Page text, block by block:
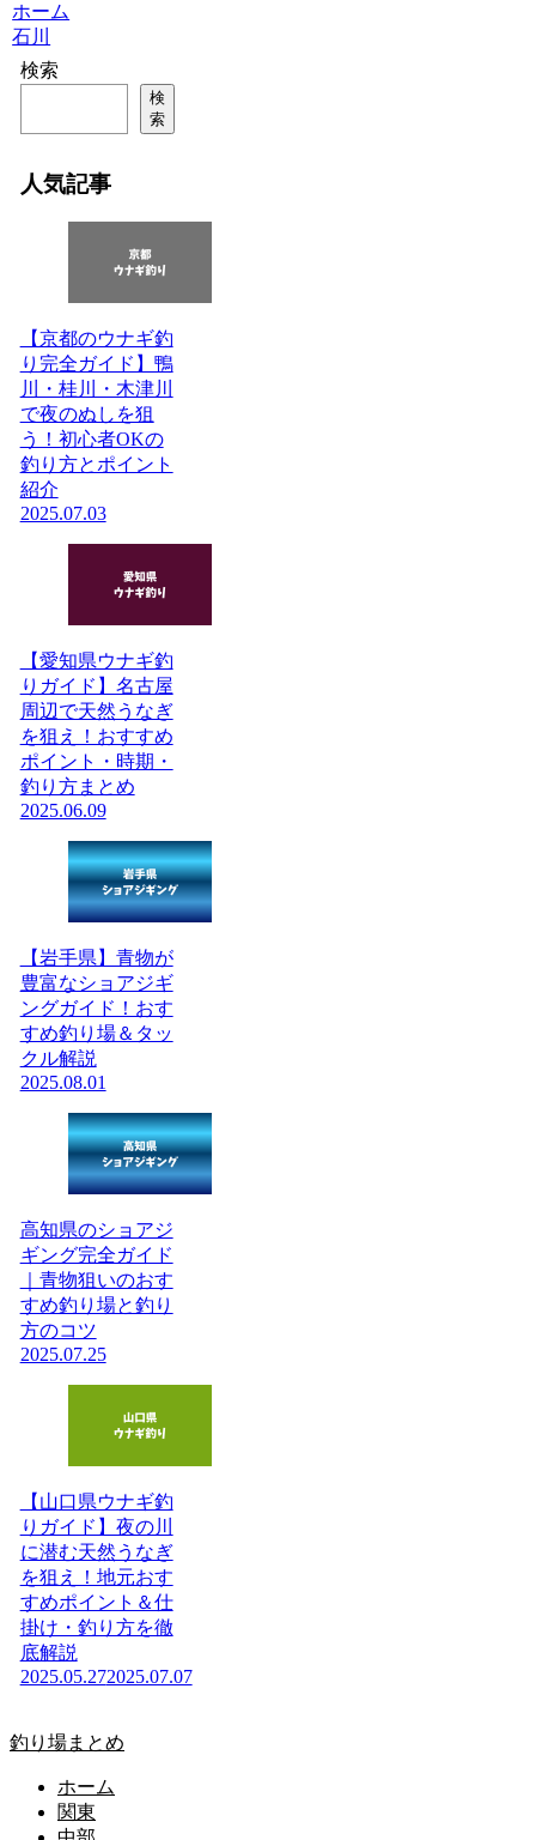
ホーム
石川
検索
検
索
人気記事
【京都のウナギ釣
り完全ガイド】鴨
川・桂川・木津川
で夜のぬしを狙
う！初心者OKの
釣り方とポイント
紹介
2025.07.03
【愛知県ウナギ釣
りガイド】名古屋
周辺で天然うなぎ
を狙え！おすすめ
ポイント・時期・
釣り方まとめ
2025.06.09
【岩手県】青物が
豊富なショアジギ
ングガイド！おす
すめ釣り場＆タッ
クル解説
2025.08.01
高知県のショアジ
ギング完全ガイド
｜青物狙いのおす
すめ釣り場と釣り
方のコツ
2025.07.25
【山口県ウナギ釣
りガイド】夜の川
に潜む天然うなぎ
を狙え！地元おす
すめポイント＆仕
掛け・釣り方を徹
底解説
2025.05.272025.07.07
釣り場まとめ
ホーム
関東